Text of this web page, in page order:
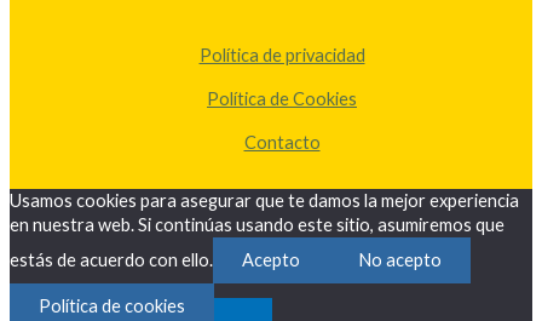
Política de privacidad
Política de Cookies
Contacto
Usamos cookies para asegurar que te damos la mejor experiencia
en nuestra web. Si continúas usando este sitio, asumiremos que
estás de acuerdo con ello.
Acepto No acepto
Política de cookies